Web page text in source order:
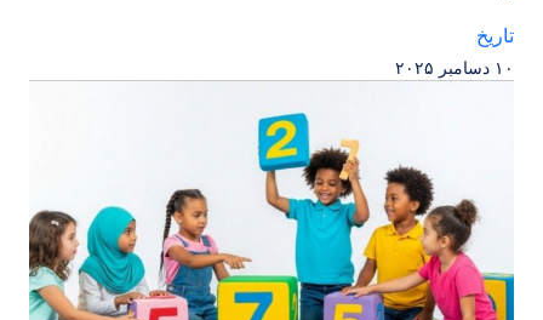
تاریخ
۱۰ دسامبر ۲۰۲۵